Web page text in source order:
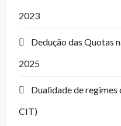
2023
Dedução das Quotas
2025
Dualidade de regimes
CIT)